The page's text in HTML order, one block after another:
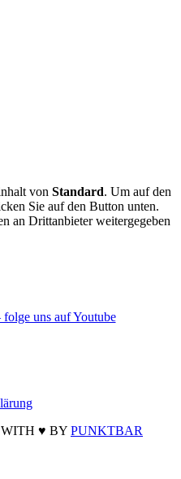
von Standard. Um auf den
Sie auf den Button unten.
an Drittanbieter weitergegeben
folge uns auf Youtube
WITH ♥ BY PUNKTBAR